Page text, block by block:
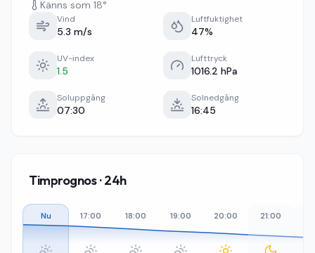
Känns som 18°
Vind
5.3 m/s
Luftfuktighet
47%
UV-index
1.5
Lufttryck
1016.2 hPa
Soluppgång
07:30
Solnedgång
16:45
Timprognos · 24h
Nu 17:00 18:00 19:00 20:00 21:00